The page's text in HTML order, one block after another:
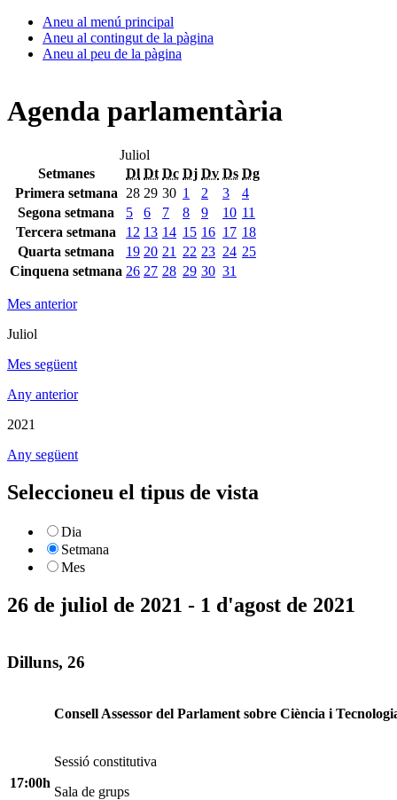
Aneu al menú principal
Aneu al contingut de la pàgina
Aneu al peu de la pàgina
Agenda parlamentària
Juliol
Setmanes
Dl Dt Dc Dj Dv Ds Dg
Primera setmana
28 29 30 1 2 3
4
Segona setmana
5 6 7 8 9 10 11
Tercera setmana
12 13 14 15 16 17 18
Quarta setmana
19 20 21 22 23 24 25
Cinquena setmana 26 27 28 29 30 31
Mes anterior
Juliol
Mes següent
Any anterior
2021
Any següent
Seleccioneu el tipus de vista
Dia
Setmana
Mes
26 de juliol de 2021 - 1 d'agost de 2021
Dilluns, 26
17:00h
Consell Assessor del Parlament sobre Ciència i
Sessió constitutiva
Sala de grups